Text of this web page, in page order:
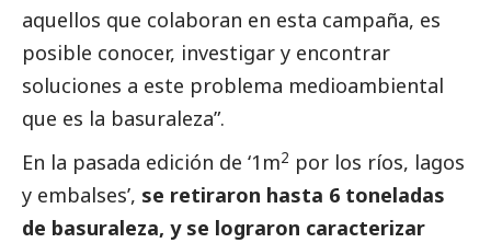
aquellos que colaboran en esta campaña, es
posible conocer, investigar y encontrar
soluciones a este problema medioambiental
que es la basuraleza”.
En la pasada edición de ‘1m2 por los ríos, lagos
y embalses’, se retiraron hasta 6 toneladas
de basuraleza, y se lograron caracterizar